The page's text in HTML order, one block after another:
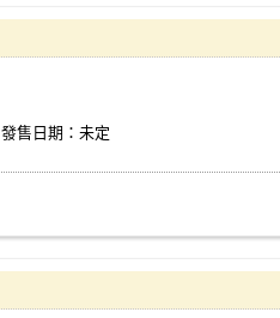
發售日期：未定